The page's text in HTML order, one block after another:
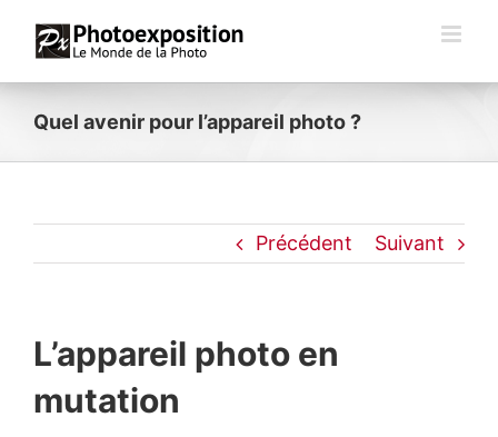
Quel avenir pour l’appareil photo ?
Précédent Suivant
L’appareil photo en
mutation